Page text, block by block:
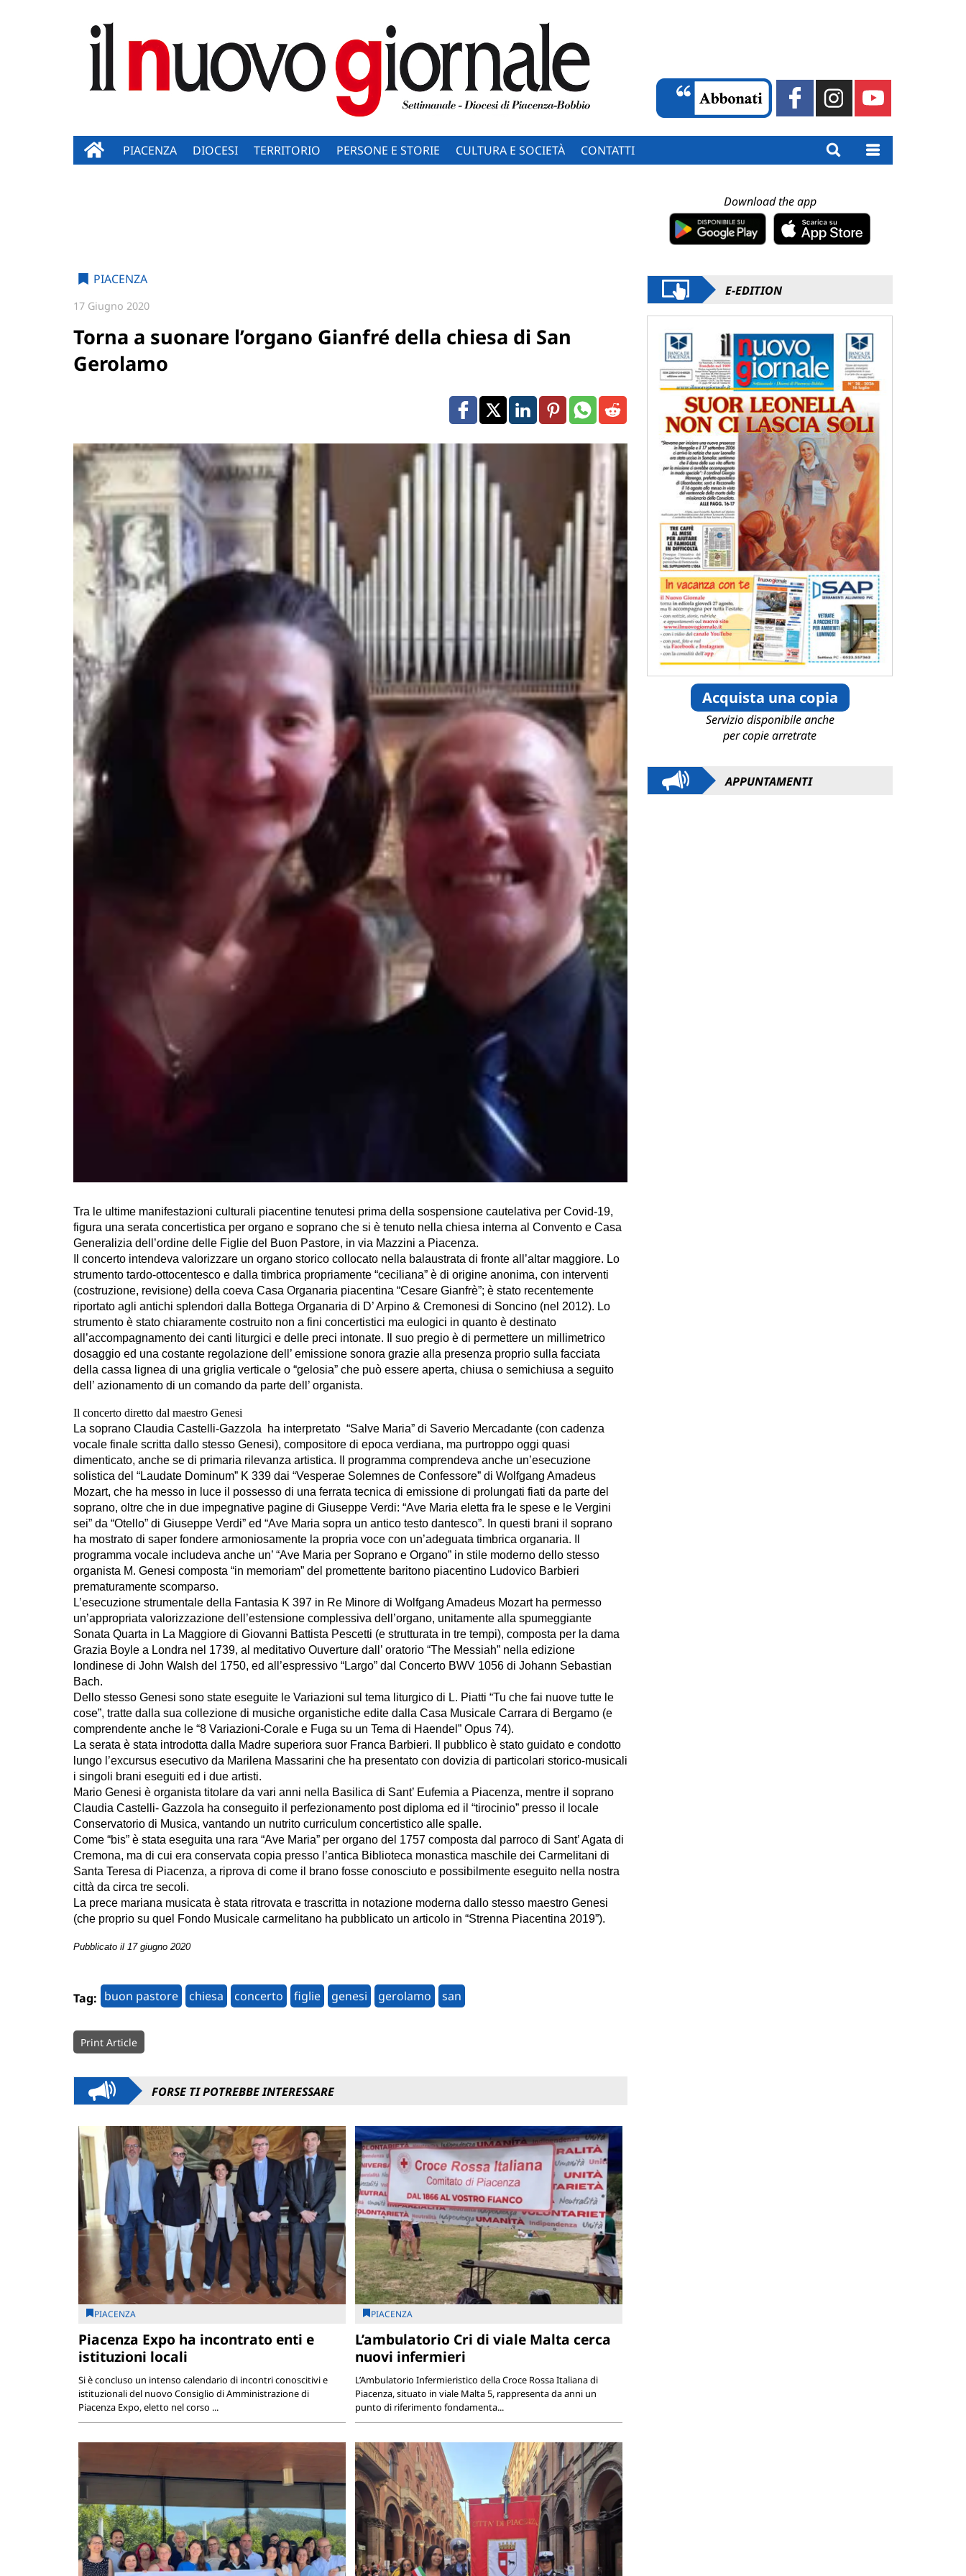
PIACENZA DIOCESI TERRITORIO PERSONE E STORIE CULTURA E SOCIETÀ CONTATTI
PIACENZA
17 Giugno 2020
Torna a suonare l’organo Gianfré della chiesa di San
Gerolamo
Tra le ultime manifestazioni culturali piacentine tenutesi prima della sospensione cautelativa per Covid-19,
figura una serata concertistica per organo e soprano che si è tenuto nella chiesa interna al Convento e Casa
Generalizia dell’ordine delle Figlie del Buon Pastore, in via Mazzini a Piacenza.
Il concerto intendeva valorizzare un organo storico collocato nella balaustrata di fronte all’altar maggiore. Lo
strumento tardo-ottocentesco e dalla timbrica propriamente “ceciliana” è di origine anonima, con interventi
(costruzione, revisione) della coeva Casa Organaria piacentina “Cesare Gianfrè”; è stato recentemente
riportato agli antichi splendori dalla Bottega Organaria di D’ Arpino & Cremonesi di Soncino (nel 2012). Lo
strumento è stato chiaramente costruito non a fini concertistici ma eulogici in quanto è destinato
all’accompagnamento dei canti liturgici e delle preci intonate. Il suo pregio è di permettere un millimetrico
dosaggio ed una costante regolazione dell’ emissione sonora grazie alla presenza proprio sulla facciata
della cassa lignea di una griglia verticale o “gelosia” che può essere aperta, chiusa o semichiusa a seguito
dell’ azionamento di un comando da parte dell’ organista.
Il concerto diretto dal maestro Genesi
La soprano Claudia Castelli-Gazzola ha interpretato “Salve Maria” di Saverio Mercadante (con cadenza
vocale finale scritta dallo stesso Genesi), compositore di epoca verdiana, ma purtroppo oggi quasi
dimenticato, anche se di primaria rilevanza artistica. Il programma comprendeva anche un’esecuzione
solistica del “Laudate Dominum” K 339 dai “Vesperae Solemnes de Confessore” di Wolfgang Amadeus
Mozart, che ha messo in luce il possesso di una ferrata tecnica di emissione di prolungati fiati da parte del
soprano, oltre che in due impegnative pagine di Giuseppe Verdi: “Ave Maria eletta fra le spese e le Vergini
sei” da “Otello” di Giuseppe Verdi” ed “Ave Maria sopra un antico testo dantesco”. In questi brani il soprano
ha mostrato di saper fondere armoniosamente la propria voce con un’adeguata timbrica organaria. Il
programma vocale includeva anche un’ “Ave Maria per Soprano e Organo” in stile moderno dello stesso
organista M. Genesi composta “in memoriam” del promettente baritono piacentino Ludovico Barbieri
prematuramente scomparso.
L’esecuzione strumentale della Fantasia K 397 in Re Minore di Wolfgang Amadeus Mozart ha permesso
un’appropriata valorizzazione dell’estensione complessiva dell’organo, unitamente alla spumeggiante
Sonata Quarta in La Maggiore di Giovanni Battista Pescetti (e strutturata in tre tempi), composta per la dama
Grazia Boyle a Londra nel 1739, al meditativo Ouverture dall’ oratorio “The Messiah” nella edizione
londinese di John Walsh del 1750, ed all’espressivo “Largo” dal Concerto BWV 1056 di Johann Sebastian
Bach.
Dello stesso Genesi sono state eseguite le Variazioni sul tema liturgico di L. Piatti “Tu che fai nuove tutte le
cose”, tratte dalla sua collezione di musiche organistiche edite dalla Casa Musicale Carrara di Bergamo (e
comprendente anche le “8 Variazioni-Corale e Fuga su un Tema di Haendel” Opus 74).
La serata è stata introdotta dalla Madre superiora suor Franca Barbieri. Il pubblico è stato guidato e condotto
lungo l’excursus esecutivo da Marilena Massarini che ha presentato con dovizia di particolari storico-musicali
i singoli brani eseguiti ed i due artisti.
Mario Genesi è organista titolare da vari anni nella Basilica di Sant’ Eufemia a Piacenza, mentre il soprano
Claudia Castelli- Gazzola ha conseguito il perfezionamento post diploma ed il “tirocinio” presso il locale
Conservatorio di Musica, vantando un nutrito curriculum concertistico alle spalle.
Come “bis” è stata eseguita una rara “Ave Maria” per organo del 1757 composta dal parroco di Sant’ Agata di
Cremona, ma di cui era conservata copia presso l’antica Biblioteca monastica maschile dei Carmelitani di
Santa Teresa di Piacenza, a riprova di come il brano fosse conosciuto e possibilmente eseguito nella nostra
città da circa tre secoli.
La prece mariana musicata è stata ritrovata e trascritta in notazione moderna dallo stesso maestro Genesi
(che proprio su quel Fondo Musicale carmelitano ha pubblicato un articolo in “Strenna Piacentina 2019”).
Pubblicato il 17 giugno 2020
Tag: buon pastore chiesa concerto figlie genesi gerolamo san
Print Article
FORSE TI POTREBBE INTERESSARE
PIACENZA
Piacenza Expo ha incontrato enti e
istituzioni locali
Si è concluso un intenso calendario di incontri conoscitivi e
istituzionali del nuovo Consiglio di Amministrazione di
Piacenza Expo, eletto nel corso ...
PIACENZA
L’ambulatorio Cri di viale Malta cerca
nuovi infermieri
L’Ambulatorio Infermieristico della Croce Rossa Italiana di
Piacenza, situato in viale Malta 5, rappresenta da anni un
punto di riferimento fondamenta...
Download the app
E-EDITION
Acquista una copia
Servizio disponibile anche
per copie arretrate
APPUNTAMENTI